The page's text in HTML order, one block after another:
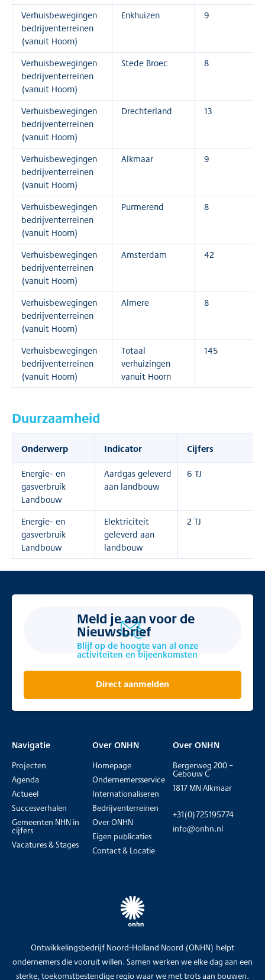
Verhuisbewegingen
bedrijventerreinen
(vanuit Hoorn)
Enkhuizen 9
Verhuisbewegingen
bedrijventerreinen
(vanuit Hoorn)
Stede Broec 8
Verhuisbewegingen
bedrijventerreinen
(vanuit Hoorn)
Drechterland 13
Verhuisbewegingen
bedrijventerreinen
(vanuit Hoorn)
Alkmaar 9
Verhuisbewegingen
bedrijventerreinen
(vanuit Hoorn)
Purmerend 8
Verhuisbewegingen
bedrijventerreinen
(vanuit Hoorn)
Amsterdam 42
Verhuisbewegingen
bedrijventerreinen
(vanuit Hoorn)
Almere 8
Verhuisbewegingen
bedrijventerreinen
(vanuit Hoorn)
Totaal
verhuizingen
vanuit Hoorn
145
Duurzaamheid
Onderwerp Indicator Cijfers
Energie- en
gasverbruik
Landbouw
Aardgas geleverd
aan landbouw
6 TJ
Energie- en
gasverbruik
Landbouw
Elektriciteit
geleverd aan
landbouw
2 TJ
Meld je aan voor de
Nieuwsbrief
Blijf op de hoogte van al onze
activiteiten en bijeenkomsten
Direct aanmelden
Ontwikkelingsbedrijf Noord-Holland Noord (ONHN) helpt
ondernemers die vooruit willen. Samen werken we elke dag aan een
sterke, toekomstbestendige regio waar we met trots aan bouwen.
Navigatie
Projecten
Agenda
Actueel
Succesverhalen
Gemeenten NHN in
cijfers
Vacatures & Stages
Over ONHN
Homepage
Ondernemersservice
Internationaliseren
Bedrijventerreinen
Over ONHN
Eigen publicaties
Contact & Locatie
Over ONHN
Bergerweg 200 –
Gebouw C
1817 MN Alkmaar
+31(0)725195774
info@onhn.nl